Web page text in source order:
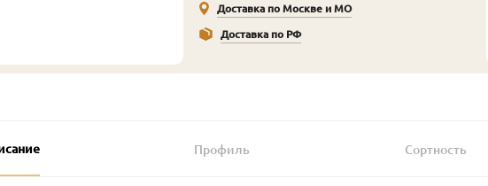
Доставка по Москве и МО
Доставка по РФ
Профиль Сортность